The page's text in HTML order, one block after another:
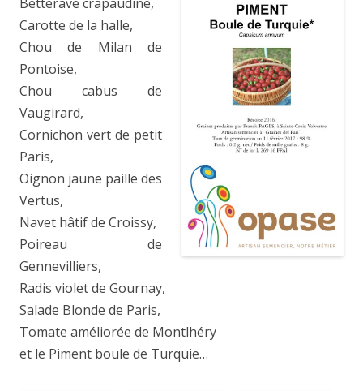
Carotte de la halle,
Chou de Milan de
Pontoise,
Chou cabus de
Vaugirard,
Cornichon vert de petit
Paris,
Oignon jaune paille des
Vertus,
Navet hâtif de Croissy,
Poireau de
Gennevilliers,
Radis violet de Gournay,
Salade Blonde de Paris,
Tomate améliorée de Montlhéry
et le Piment boule de Turquie…